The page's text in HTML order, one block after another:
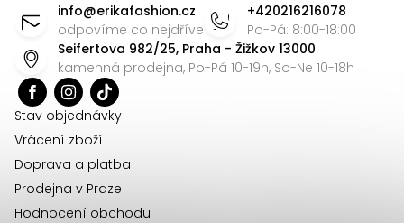
info@erikafashion.cz
odpovíme co nejdříve
+420216216078
Po-Pá: 8:00-18:00
Seifertova 982/25, Praha - Žižkov 13000
kamenná prodejna, Po-Pá 10-19h, So-Ne 10-18h
Stav objednávky
Vrácení zboží
Doprava a platba
Prodejna v Praze
Hodnocení obchodu